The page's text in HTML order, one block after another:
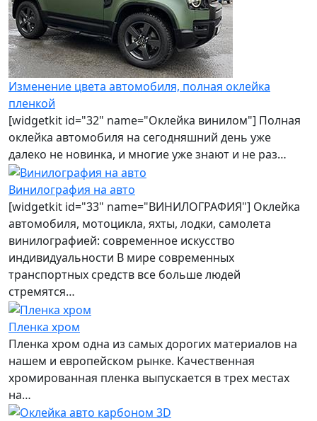
Изменение цвета автомобиля, полная оклейка
пленкой
[widgetkit id="32" name="Оклейка винилом"] Полная
оклейка автомобиля на сегодняшний день уже
далеко не новинка, и многие уже знают и не раз…
Винилография на авто
[widgetkit id="33" name="ВИНИЛОГРАФИЯ"] Оклейка
автомобиля, мотоцикла, яхты, лодки, самолета
винилографией: современное искусство
индивидуальности В мире современных
транспортных средств все больше людей
стремятся…
Пленка хром
Пленка хром одна из самых дорогих материалов на
нашем и европейском рынке. Качественная
хромированная пленка выпускается в трех местах
на…